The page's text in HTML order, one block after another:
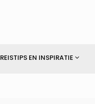
REISTIPS EN INSPIRATIE